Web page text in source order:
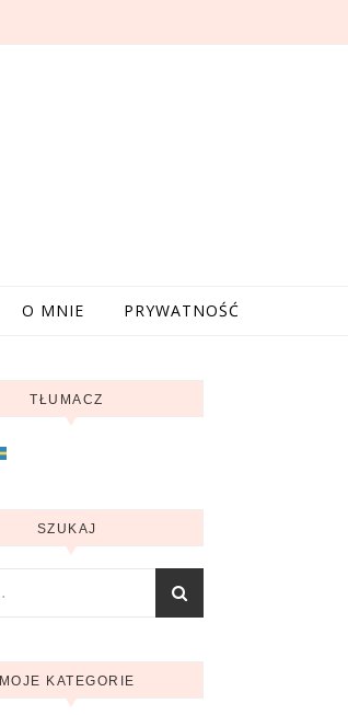
O MNIE PRYWATNOŚĆ
TŁUMACZ
SZUKAJ
MOJE KATEGORIE